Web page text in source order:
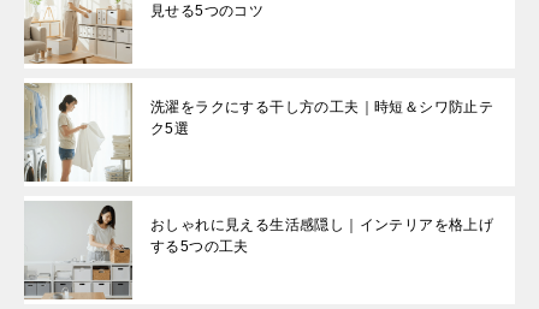
見せる5つのコツ
洗濯をラクにする干し方の工夫｜時短＆シワ防止テ
ク5選
おしゃれに見える生活感隠し｜インテリアを格上げ
する5つの工夫